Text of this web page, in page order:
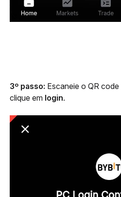
3º passo: Escaneie o QR
clique em login.